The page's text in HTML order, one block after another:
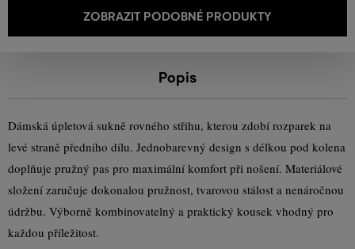
ZOBRAZIT PODOBNÉ PRODUKTY
Popis
Dámská úpletová sukně rovného střihu, kterou zdobí rozparek na
levé straně předního dílu. Jednobarevný design s délkou pod kolena
doplňuje pružný pas pro maximální komfort při nošení. Materiálové
složení zaručuje dokonalou pružnost, tvarovou stálost a nenáročnou
údržbu. Výborně kombinovatelný a praktický kousek vhodný pro
každou příležitost.